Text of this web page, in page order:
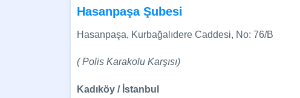
Hasanpaşa Şubesi
Hasanpaşa, Kurbağalıdere Caddesi, No: 76/B
( Polis Karakolu Karşısı)
Kadıköy / İstanbul